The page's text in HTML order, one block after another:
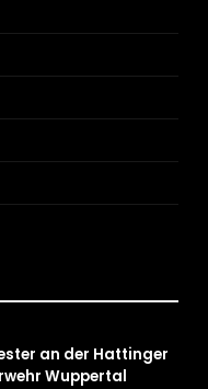
an der Hattinger
Wuppertal